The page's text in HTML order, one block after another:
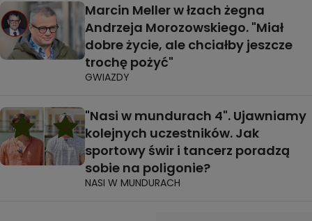
Marcin Meller w łzach żegna
Andrzeja Morozowskiego. "Miał
dobre życie, ale chciałby jeszcze
trochę pożyć"
GWIAZDY
"Nasi w mundurach 4". Ujawniamy
kolejnych uczestników. Jak
sportowy świr i tancerz poradzą
sobie na poligonie?
NASI W MUNDURACH